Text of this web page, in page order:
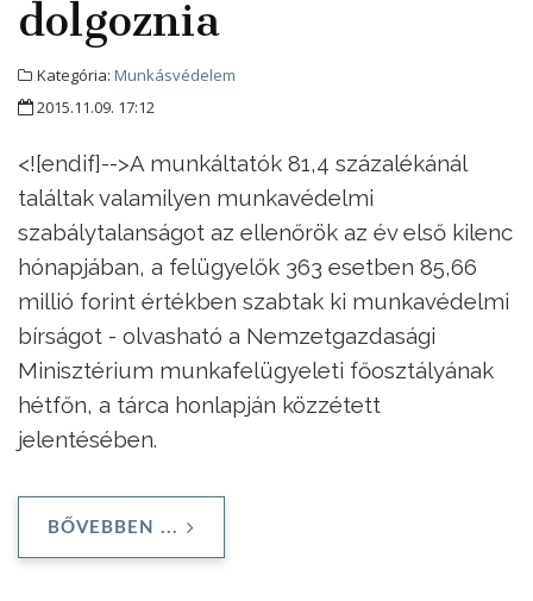
dolgoznia
Kategória: Munkásvédelem
2015.11.09. 17:12
<![endif]-->A munkáltatók 81,4 százalékánál
találtak valamilyen munkavédelmi
szabálytalanságot az ellenőrök az év első kilenc
hónapjában, a felügyelők 363 esetben 85,66
millió forint értékben szabtak ki munkavédelmi
bírságot - olvasható a Nemzetgazdasági
Minisztérium munkafelügyeleti főosztályának
hétfőn, a tárca honlapján közzétett
jelentésében.
BŐVEBBEN ...